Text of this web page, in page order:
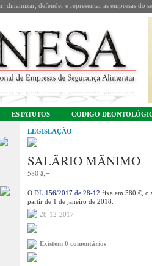
dinamizar, defender e representar as empresas
ESTATUTOS CÓDIGO
LEGISLAÇÃO
SALÃRIO MÃNIMO
580 â‚¬
O DL 156/2017 de 28-12 fixa em 580 €, o
partir de 1 de janeiro de 2018.
28-12-2017
Existem 0 comentários